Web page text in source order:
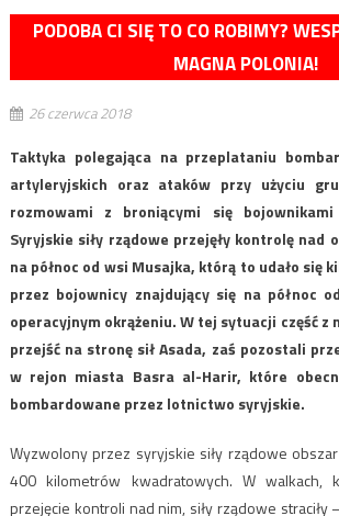
PODOBA CI SIĘ TO CO ROBIMY?
MAGNA POLONIA!
26 czerwca 2018
Taktyka polegająca na przeplataniu
artyleryjskich oraz ataków przy użyciu
rozmowami z broniącymi się bojownikami
Syryjskie siły rządowe przejęły kontrolę nad
na północ od wsi Musajka, którą to udało się
przez bojownicy znajdujący się na północ
operacyjnym okrążeniu. W tej sytuacji część z
przejść na stronę sił Asada, zaś pozostali
w rejon miasta Basra al-Harir, które
bombardowane przez lotnictwo syryjskie.
Wyzwolony przez syryjskie siły rządowe
400 kilometrów kwadratowych. W walkach,
przejęcie kontroli nad nim, siły rządowe straciły